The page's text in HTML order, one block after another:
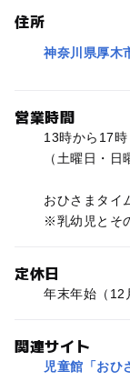
住所
神奈川県厚木
営業時間
13時から17時
（土曜日・
おひさまタ
※乳幼児とそ
定休日
年末年始（12
関連サイト
児童館「おひ